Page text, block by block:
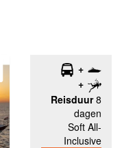
Reisduur8
dagen
Soft All-
Inclusive